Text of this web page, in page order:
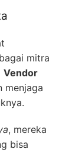
mitra
Vendor
menjaga
, mereka
bisa